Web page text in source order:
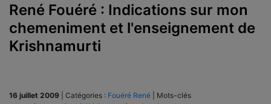
René Fouéré : Indications sur mon
chemeniment et l'enseignement de
Krishnamurti
16 juillet 2009 Catégories : Fouéré René
Mots-clés